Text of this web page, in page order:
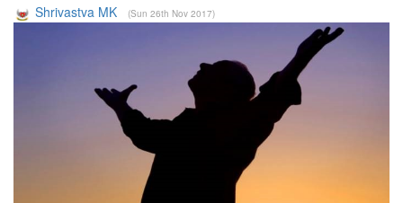
Shrivastva MK (Sun 26th Nov 2017)